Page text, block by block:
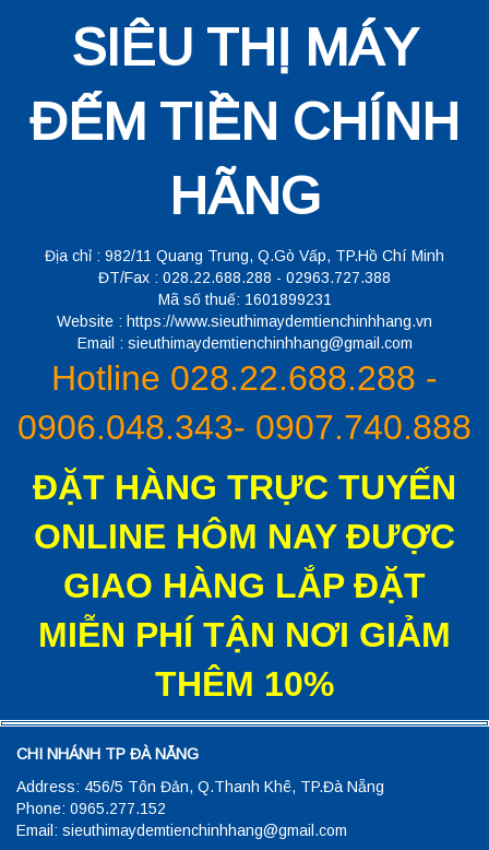
SIÊU THỊ MÁY
ĐẾM TIỀN CHÍNH
HÃNG
Địa chỉ : 982/11 Quang Trung, Q.Gò Vấp, TP.Hồ Chí Minh
ĐT/Fax : 028.22.688.288 - 02963.727.388
Mã số thuế: 1601899231
Website : https://www.sieuthimaydemtienchinhhang.vn
Email : sieuthimaydemtienchinhhang@gmail.com
Hotline 028.22.688.288 -
0906.048.343- 0907.740.888
ĐẶT HÀNG TRỰC TUYẾN
ONLINE HÔM NAY ĐƯỢC
GIAO HÀNG LẮP ĐẶT
MIỄN PHÍ TẬN NƠI GIẢM
THÊM 10%
CHI NHÁNH TP ĐÀ NẴNG
Address: 456/5 Tôn Đản, Q.Thanh Khê, TP.Đà Nẵng
Phone: 0965.277.152
Email: sieuthimaydemtienchinhhang@gmail.com